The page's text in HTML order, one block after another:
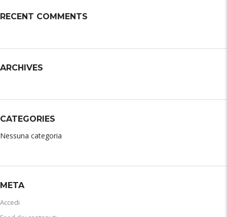
RECENT COMMENTS
ARCHIVES
CATEGORIES
Nessuna categoria
META
Accedi